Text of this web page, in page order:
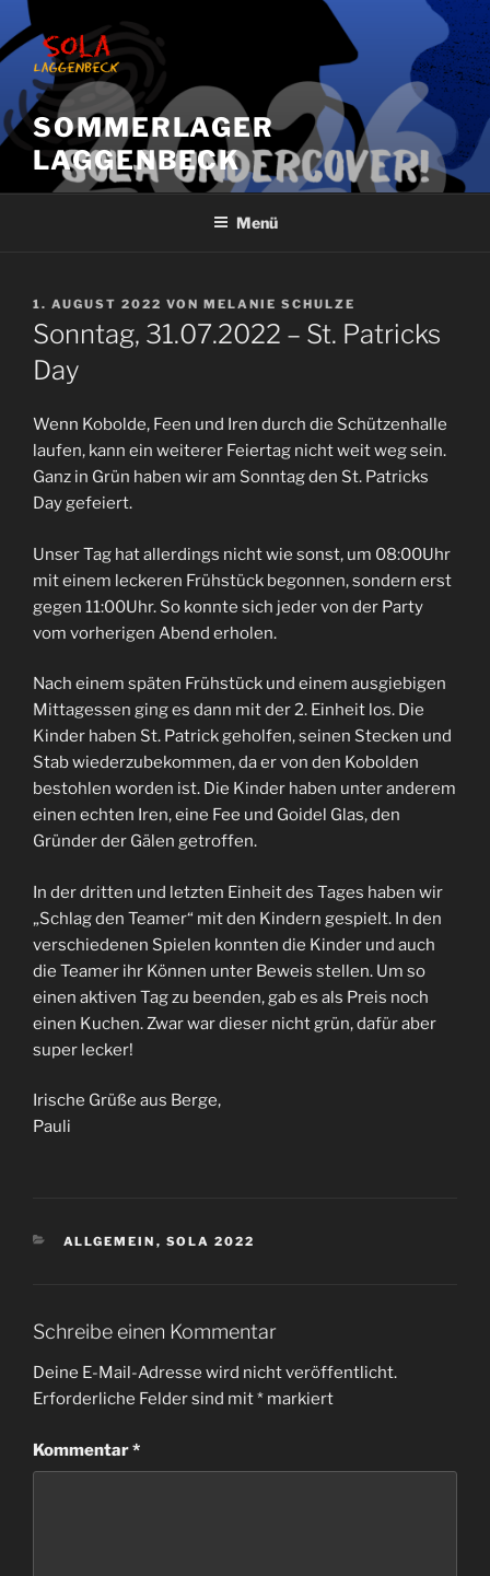
Zum
Inhalt
springen
SOMMERLAGER
LAGGENBECK
Menü
VERÖFFENTLICHT
AM
1. AUGUST 2022 VON MELANIE SCHULZE
Sonntag, 31.07.2022 – St. Patricks
Day
Wenn Kobolde, Feen und Iren durch die Schützenhalle
laufen, kann ein weiterer Feiertag nicht weit weg sein.
Ganz in Grün haben wir am Sonntag den St. Patricks
Day gefeiert.
Unser Tag hat allerdings nicht wie sonst, um 08:00Uhr
mit einem leckeren Frühstück begonnen, sondern erst
gegen 11:00Uhr. So konnte sich jeder von der Party
vom vorherigen Abend erholen.
Nach einem späten Frühstück und einem ausgiebigen
Mittagessen ging es dann mit der 2. Einheit los. Die
Kinder haben St. Patrick geholfen, seinen Stecken und
Stab wiederzubekommen, da er von den Kobolden
bestohlen worden ist. Die Kinder haben unter anderem
einen echten Iren, eine Fee und Goidel Glas, den
Gründer der Gälen getroffen.
In der dritten und letzten Einheit des Tages haben wir
„Schlag den Teamer“ mit den Kindern gespielt. In den
verschiedenen Spielen konnten die Kinder und auch
die Teamer ihr Können unter Beweis stellen. Um so
einen aktiven Tag zu beenden, gab es als Preis noch
einen Kuchen. Zwar war dieser nicht grün, dafür aber
super lecker!
Irische Grüße aus Berge,
Pauli
KATEGORIEN
ALLGEMEIN , SOLA 2022
Schreibe einen Kommentar
Deine E-Mail-Adresse wird nicht veröffentlicht.
Erforderliche Felder sind mit* markiert
Kommentar*